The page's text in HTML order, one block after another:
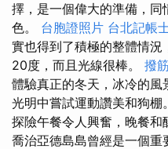
擇，是一個偉大的準備，同
色。 台胞證照片 台北記帳
實也得到了積極的整體情況
20度，而且光線很棒。 撥
體驗真正的冬天，冰冷的
光明中嘗試運動讚美和狗棚
探險午餐令人興奮，晚餐
喬治亞德島島曾經是一個